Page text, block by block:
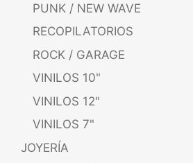
PUNK / NEW WAVE
RECOPILATORIOS
ROCK / GARAGE
VINILOS 10"
VINILOS 12"
VINILOS 7"
JOYERÍA